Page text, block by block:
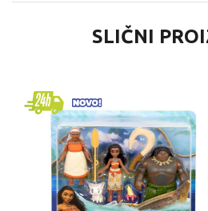
SLIČNI